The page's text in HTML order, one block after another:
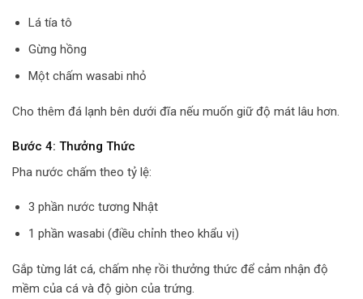
Lá tía tô
Gừng hồng
Một chấm wasabi nhỏ
Cho thêm đá lạnh bên dưới đĩa nếu muốn giữ độ mát lâu hơn.
Bước 4: Thưởng Thức
Pha nước chấm theo tỷ lệ:
3 phần nước tương Nhật
1 phần wasabi (điều chỉnh theo khẩu vị)
Gắp từng lát cá, chấm nhẹ rồi thưởng thức để cảm nhận độ
mềm của cá và độ giòn của trứng.